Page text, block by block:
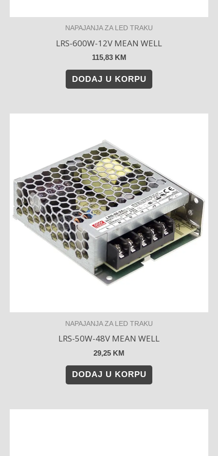
NAPAJANJA ZA LED TRAKU
LRS-600W-12V MEAN WELL
115,83 KM
DODAJ U KORPU
NAPAJANJA ZA LED TRAKU
LRS-50W-48V MEAN WELL
29,25 KM
DODAJ U KORPU